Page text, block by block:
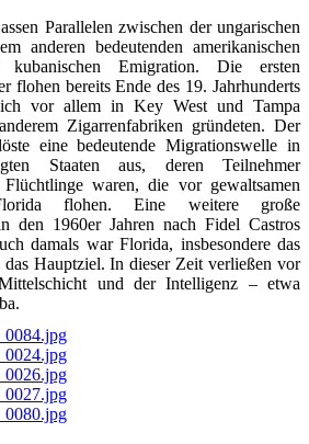
Parallelen zwischen der ungarischen
anderen bedeutenden amerikanischen
kubanischen Emigration. Die ersten
flohen bereits Ende des 19. Jahrhunderts
vor allem in Key West und Tampa
Zigarrenfabriken gründeten. Der
eine bedeutende Migrationswelle in
Staaten aus, deren Teilnehmer
waren, die vor gewaltsamen
flohen. Eine weitere große
den 1960er Jahren nach Fidel Castros
damals war Florida, insbesondere das
das Hauptziel. In dieser Zeit verließen vor
und der Intelligenz – etwa